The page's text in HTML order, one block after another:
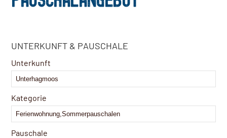
UNTERKUNFT & PAUSCHALE
Unterkunft
Kategorie
Pauschale